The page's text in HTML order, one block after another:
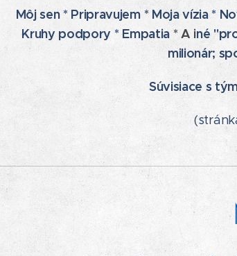
Môj sen * Pripravujem * Moja vízia *
Kruhy podpory * Empatia * A iné
milionár;
Súvisiace s